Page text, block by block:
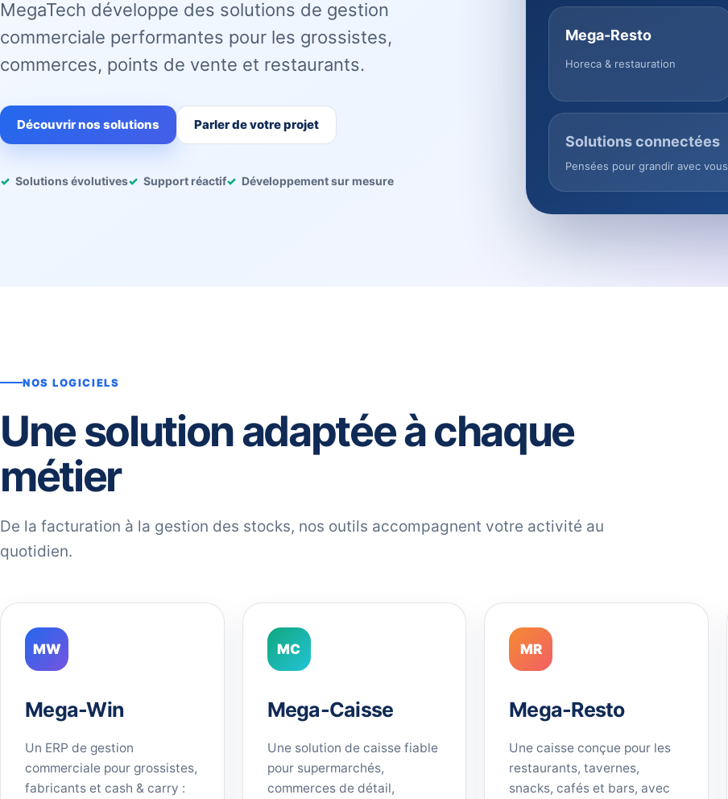
MegaTech développe des solutions de gestion
commerciale performantes pour les grossistes,
commerces, points de vente et restaurants.
Découvrir nos solutions Parler de votre projet
Solutions évolutives Support réactif Développement sur mesure
Mega-Resto
Horeca & restauration
Solutions connectées
Pensées pour grandir avec vous
NOS LOGICIELS
Une solution adaptée à chaque
métier
De la facturation à la gestion des stocks, nos outils accompagnent votre activité au
quotidien.
MW
Mega-Win
Un ERP de gestion
commerciale pour grossistes,
fabricants et cash & carry :
MC
Mega-Caisse
Une solution de caisse fiable
pour supermarchés,
commerces de détail,
MR
Mega-Resto
Une caisse conçue pour les
restaurants, tavernes,
snacks, cafés et bars, avec